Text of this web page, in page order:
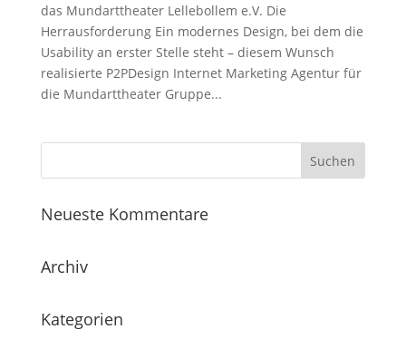
das Mundarttheater Lellebollem e.V. Die
Herrausforderung Ein modernes Design, bei dem die
Usability an erster Stelle steht – diesem Wunsch
realisierte P2PDesign Internet Marketing Agentur für
die Mundarttheater Gruppe...
Neueste Kommentare
Archiv
Kategorien